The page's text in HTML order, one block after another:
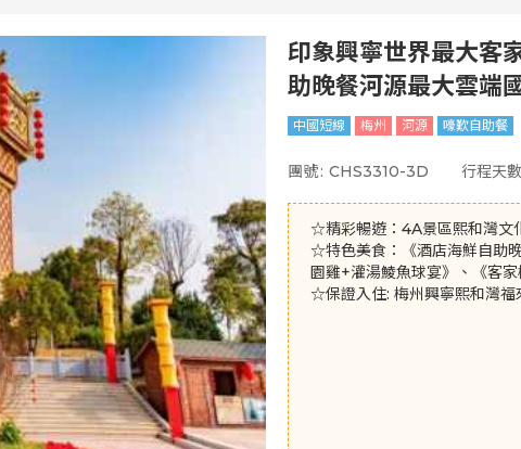
印象興寧世界最大客
助晚餐河源最大雲端
中國短線 梅州 河源 嚎歎自助餐
團號: CHS3310-3D 行程天數
☆精彩暢遊：4A景區熙和灣文
☆特色美食：《酒店海鮮自助
園雞+灌湯鯪魚球宴》、《客家
☆保證入住: 梅州興寧熙和灣福